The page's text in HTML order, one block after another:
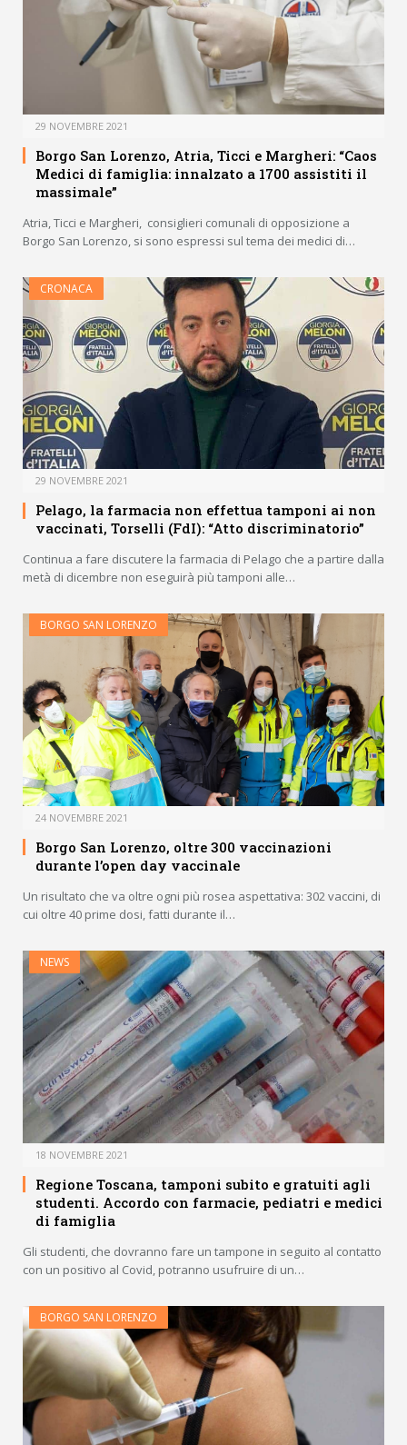
29 NOVEMBRE 2021
Borgo San Lorenzo, Atria, Ticci e Margheri: “Caos
Medici di famiglia: innalzato a 1700 assistiti il
massimale”
Atria, Ticci e Margheri, consiglieri comunali di opposizione a
Borgo San Lorenzo, si sono espressi sul tema dei medici di…
CRONACA
29 NOVEMBRE 2021
Pelago, la farmacia non effettua tamponi ai non
vaccinati, Torselli (FdI): “Atto discriminatorio”
Continua a fare discutere la farmacia di Pelago che a partire dalla
metà di dicembre non eseguirà più tamponi alle…
BORGO SAN LORENZO
24 NOVEMBRE 2021
Borgo San Lorenzo, oltre 300 vaccinazioni
durante l’open day vaccinale
Un risultato che va oltre ogni più rosea aspettativa: 302 vaccini, di
cui oltre 40 prime dosi, fatti durante il…
NEWS
18 NOVEMBRE 2021
Regione Toscana, tamponi subito e gratuiti agli
studenti. Accordo con farmacie, pediatri e medici
di famiglia
Gli studenti, che dovranno fare un tampone in seguito al contatto
con un positivo al Covid, potranno usufruire di un…
BORGO SAN LORENZO